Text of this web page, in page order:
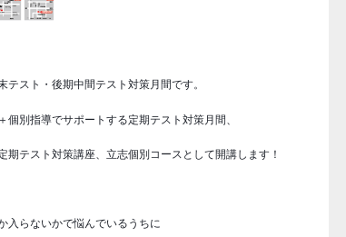
テスト・後期中間テスト対策月間です。
個別指導でサポートする定期テスト対策月間、
期テスト対策講座、立志個別コースとして開講します！
入らないかで悩んでいるうちに